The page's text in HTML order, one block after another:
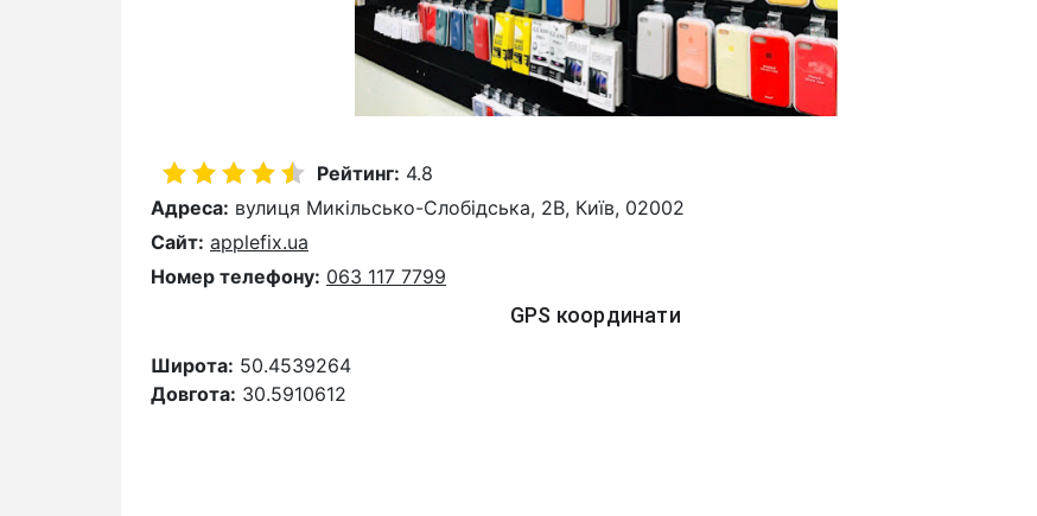
Рейтинг: 4.8
Адреса: вулиця Микільсько-Слобідська, 2В, Київ, 02002
Сайт: applefix.ua
Номер телефону: 063 117 7799
GPS координати
Широта: 50.4539264
Довгота: 30.5910612